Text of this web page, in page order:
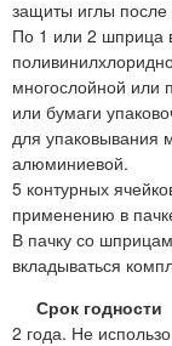
защиты иглы
По 1 или 2 шприца
многослойной или
или бумаги
для упаковывания
алюминиевой.
5 контурных
применению в
В пачку со
вкладываться
Срок годности
2 года. Не